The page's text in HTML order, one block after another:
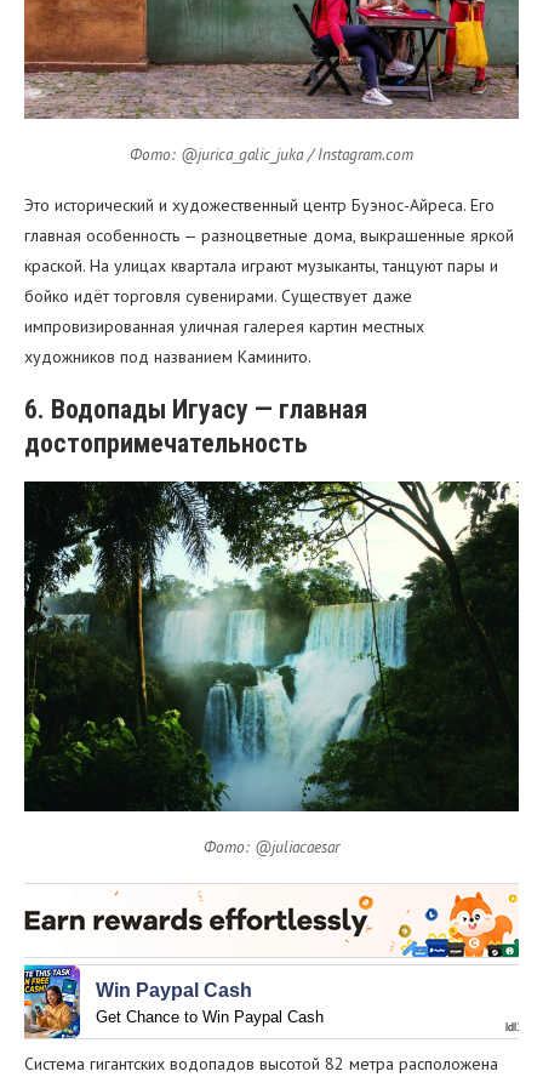
Фото: @jurica_galic_juka / Instagram.com
Это исторический и художественный центр Буэнос-Айреса. Его
главная особенность — разноцветные дома, выкрашенные яркой
краской. На улицах квартала играют музыканты, танцуют пары и
бойко идёт торговля сувенирами. Существует даже
импровизированная уличная галерея картин местных
художников под названием Каминито.
6. Водопады Игуасу — главная
достопримечательность
Фото: @juliacaesar
Win Paypal Cash
Get Chance to Win Paypal Cash
Система гигантских водопадов высотой 82 метра расположена